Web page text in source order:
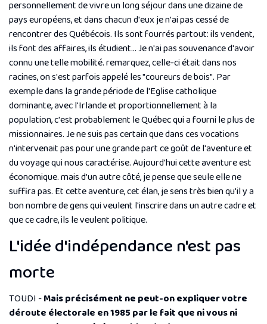
personnellement de vivre un long séjour dans une dizaine de
pays européens, et dans chacun d'eux je n'ai pas cessé de
rencontrer des Québécois. Ils sont fourrés partout: ils vendent,
ils font des affaires, ils étudient... Je n'ai pas souvenance d'avoir
connu une telle mobilité. remarquez, celle-ci était dans nos
racines, on s'est parfois appelé les "coureurs de bois". Par
exemple dans la grande période de l'Eglise catholique
dominante, avec l'Irlande et proportionnellement à la
population, c'est probablement le Québec qui a fourni le plus de
missionnaires. Je ne suis pas certain que dans ces vocations
n'intervenait pas pour une grande part ce goût de l'aventure et
du voyage qui nous caractérise. Aujourd'hui cette aventure est
économique. mais d'un autre côté, je pense que seule elle ne
suffira pas. Et cette aventure, cet élan, je sens très bien qu'il y a
bon nombre de gens qui veulent l'inscrire dans un autre cadre et
que ce cadre, ils le veulent politique.
L'idée d'indépendance n'est pas
morte
TOUDI -Mais précisément ne peut-on expliquer votre
déroute électorale en 1985 par le fait que ni vous ni